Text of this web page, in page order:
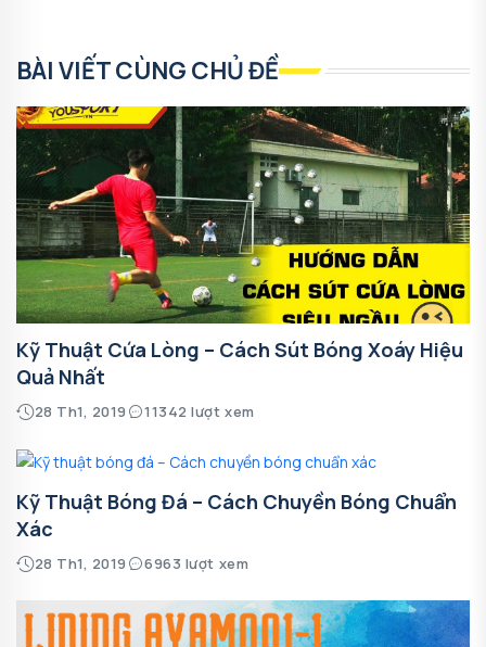
BÀI VIẾT CÙNG CHỦ ĐỀ
Kỹ Thuật Cứa Lòng – Cách Sút Bóng Xoáy Hiệu
Quả Nhất
28 Th1, 2019 11342 lượt xem
Kỹ Thuật Bóng Đá – Cách Chuyền Bóng Chuẩn
Xác
28 Th1, 2019 6963 lượt xem